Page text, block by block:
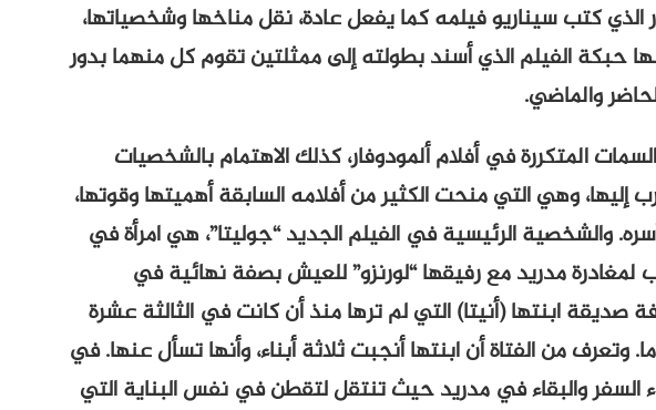
كتب سيناريو فيلمه كما يفعل عادة، نقل مناخها وشخصياتها،
حبكة الفيلم الذي أسند بطولته إلى ممثلتين تقوم كل منهما بدور
والماضي.
المتكررة في أفلام ألمودوفار، كذلك الاهتمام بالشخصيات
إليها، وهي التي منحت الكثير من أفلامه السابقة أهميتها وقوتها،
والشخصية الرئيسية في الفيلم الجديد “جوليتا”، هي امرأة في
لمغادرة مدريد مع رفيقها “لورنزو” للعيش بصفة نهائية في
صديقة ابنتها (أنيتا) التي لم ترها منذ أن كانت في الثالثة عشرة
أي منذ نحو 26 عاما. وتعرف من الفتاة أن ابنتها أنجبت ثلاثة أبناء، وأنها تسأل عنها. في
السفر والبقاء في مدريد حيث تنتقل لتقطن في نفس البناية التي